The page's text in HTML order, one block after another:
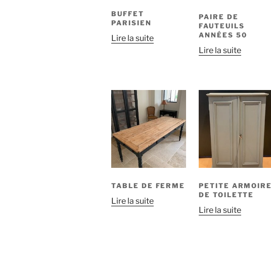
BUFFET
PARISIEN
Lire la suite
PAIRE DE
FAUTEUILS
ANNÉES 50
Lire la suite
TABLE DE FERME
Lire la suite
PETITE ARMOIRE
DE TOILETTE
Lire la suite